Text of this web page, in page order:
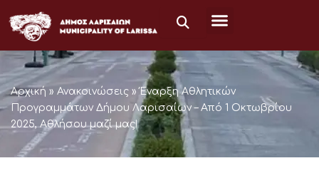
στο
περιεχόμενο
Αρχική » Ανακοινώσεις » Έναρξη Αθλητικών
Προγραμμάτων Δήμου Λαρισαίων – Από 1 Οκτωβρίου
2025, Αθλήσου μαζί μας!